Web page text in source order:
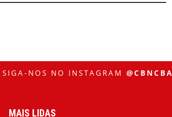
SIGA-NOS NO INSTAGRAM @CBNCBA
MAIS LIDAS